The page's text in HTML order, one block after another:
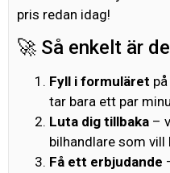
pris redan idag!
🚀 Så enkelt är
Fyll i formuläret på
tar bara ett par
Luta dig tillbaka –
bilhandlare som
Få ett erbjudande